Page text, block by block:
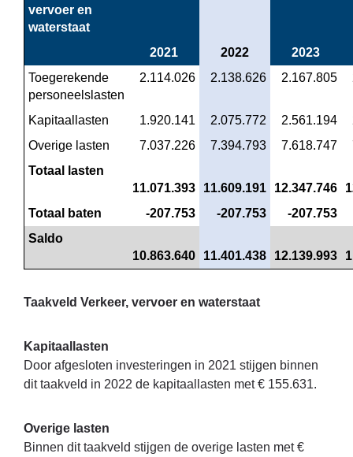
vervoer en
waterstaat
2021
2022
2023
Toegerekende
personeelslasten
2.114.026 2.138.626 2.167.805
Kapitaallasten 1.920.141 2.075.772 2.561.194
Overige lasten
7.037.226 7.394.793 7.618.747
Totaal lasten
11.071.393
11.609.191 12.347.746
Totaal baten
-207.753 -207.753
-207.753
Saldo
10.863.640
11.401.438 12.139.993
Taakveld Verkeer, vervoer en waterstaat
Kapitaallasten
Door afgesloten investeringen in 2021 stijgen binnen
dit taakveld in 2022 de kapitaallasten met € 155.631.
Overige lasten
Binnen dit taakveld stijgen de overige lasten met €